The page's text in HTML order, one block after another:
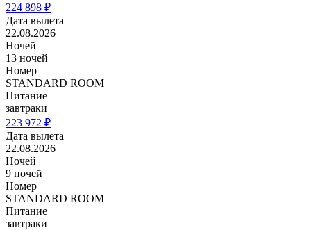
224 898 ₽
Дата вылета
22.08.2026
Ночей
13 ночей
Номер
STANDARD ROOM
Питание
завтраки
223 972 ₽
Дата вылета
22.08.2026
Ночей
9 ночей
Номер
STANDARD ROOM
Питание
завтраки